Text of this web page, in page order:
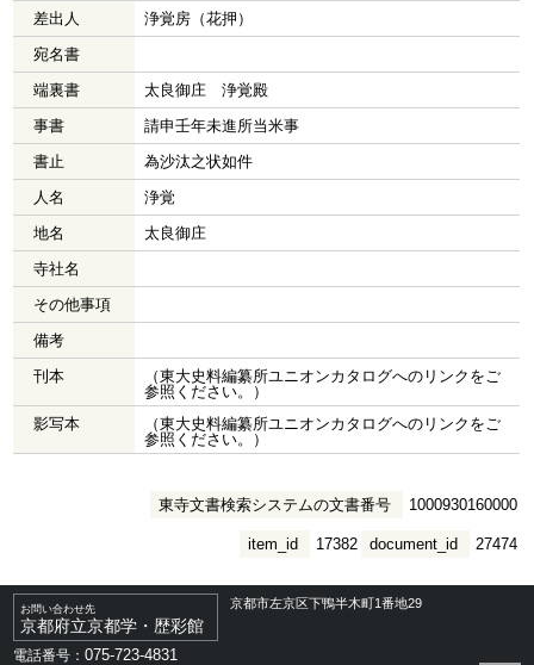
差出人
浄覚房（花押）
宛名書
端裏書
太良御庄 浄覚殿
事書
請申壬年未進所当米事
書止
為沙汰之状如件
人名
浄覚
地名
太良御庄
寺社名
その他事項
備考
刊本
（東大史料編纂所ユニオンカタログへのリンクをご
参照ください。）
影写本
（東大史料編纂所ユニオンカタログへのリンクをご
参照ください。）
東寺文書検索システムの文書番号 1000930160000
document_id 27474
item_id 17382
お問い合わせ先
京都府立京都学・歴彩館
京都市左京区下鴨半木町1番地29
電話番号：075-723-4831